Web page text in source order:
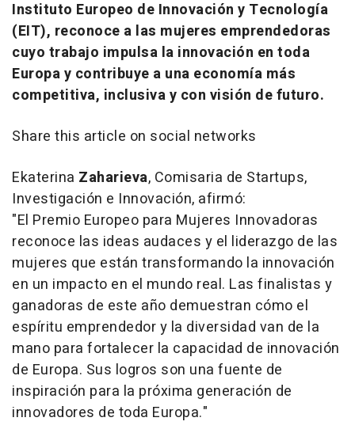
Instituto Europeo de Innovación y Tecnología
(EIT), reconoce a las mujeres emprendedoras
cuyo trabajo impulsa la innovación en toda
Europa y contribuye a una economía más
competitiva, inclusiva y con visión de futuro.
Share this article on social networks
Ekaterina Zaharieva, Comisaria de Startups,
Investigación e Innovación, afirmó:
"El Premio Europeo para Mujeres Innovadoras
reconoce las ideas audaces y el liderazgo de las
mujeres que están transformando la innovación
en un impacto en el mundo real. Las finalistas y
ganadoras de este año demuestran cómo el
espíritu emprendedor y la diversidad van de la
mano para fortalecer la capacidad de innovación
de Europa. Sus logros son una fuente de
inspiración para la próxima generación de
innovadores de toda Europa."